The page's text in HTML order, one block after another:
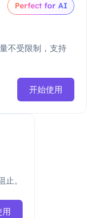
Perfect for AI
不受限制，支持
开始使用
。